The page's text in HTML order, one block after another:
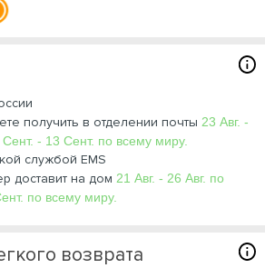
получить в отделении почты 23 Авг. -
- 13 Сент. по всему миру.
службой EMS
доставит на дом 21 Авг. - 26 Авг. по
по всему миру.
возврата